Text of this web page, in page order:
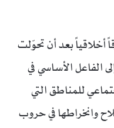
أخلاقياً بعد أن تحوّلت
الفاعل الأساسي في
للمناطق التي
وانخراطها في حروب